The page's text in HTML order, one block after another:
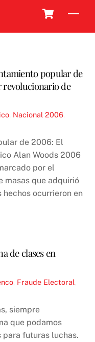
popular de
revolucionario de
Nacional 2006
de 2006: El
Alan Woods 2006
por el
masas que adquirió
ocurrieron en
de clases en
Fraude Electoral
siempre
que podamos
futuras luchas.